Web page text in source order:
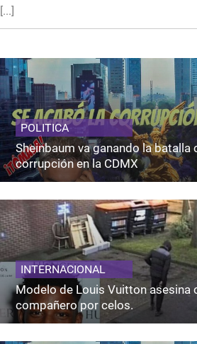
[...]
POLITICA
Sheinbaum va ganando la batalla
corrupción en la CDMX
INTERNACIONAL
Modelo de Louis Vuitton asesina
compañero por celos.